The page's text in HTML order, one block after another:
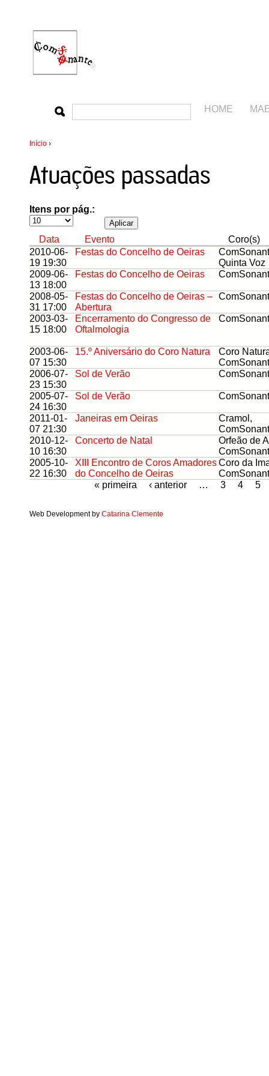
HOME
Início ›
Atuações passadas
Itens por pág.:
Data Evento
Coro(s)
2010-06-
19 19:30
Festas do Concelho de Oeiras
Quinta Voz
2009-06-
13 18:00
Festas do Concelho de Oeiras
2008-05-
31 17:00
Festas do Concelho de Oeiras –
Abertura
2003-03-
15 18:00
Encerramento do Congresso de
Oftalmologia
2003-06-
07 15:30
15.º Aniversário do Coro Natura
Coro
2006-07-
23 15:30
Sol de Verão
2005-07-
24 16:30
Sol de Verão
2011-01-
07 21:30
Janeiras em Oeiras
Cramol,
2010-12-
10 16:30
Concerto de Natal
Orfeão de
2005-10-
22 16:30
XIII Encontro de Coros Amadores
do Concelho de Oeiras
Coro da
« primeira
‹ anterior … 3 4 5
Web Development by Catarina Clemente